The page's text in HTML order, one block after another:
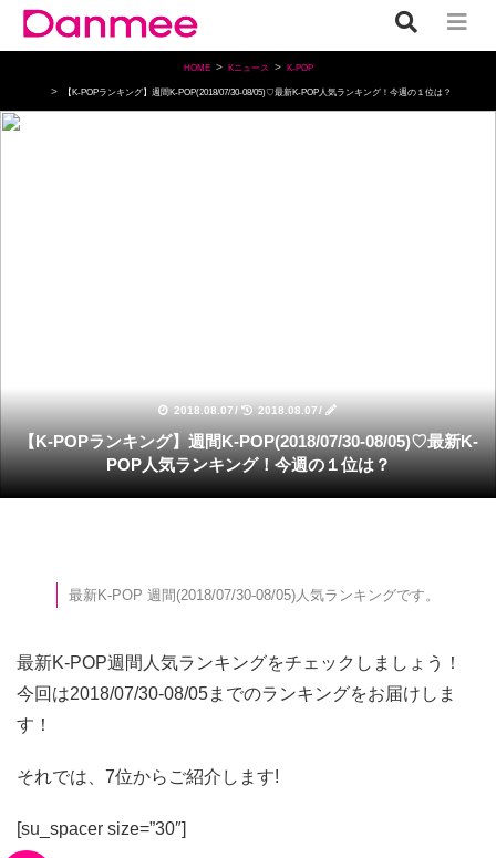
HOME Kニュース K-POP
【K-POPランキング】週間K-POP(2018/07/30-08/05)♡最新K-POP人気ランキング！今週の１位は？
2018.08.07/ 2018.08.07/
【K-POPランキング】週間K-POP(2018/07/30-08/05)♡最新K-
POP人気ランキング！今週の１位は？
最新K-POP 週間(2018/07/30-08/05)人気ランキングです。
最新K-POP週間人気ランキングをチェックしましょう！
今回は2018/07/30-08/05までのランキングをお届けしま
す！
それでは、7位からご紹介します!
[su_spacer size=”30″]